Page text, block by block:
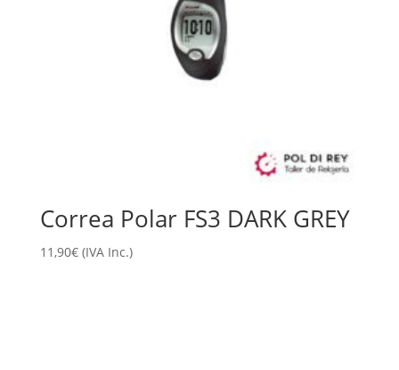
Correa Polar FS3 DARK GREY
11,90€ (IVA Inc.)